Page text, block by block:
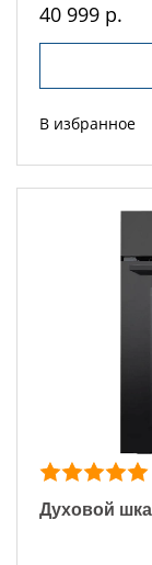
40 999 р.
В избранное
Духовой